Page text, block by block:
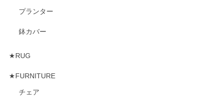
プランター
鉢カバー
★RUG
★FURNITURE
チェア